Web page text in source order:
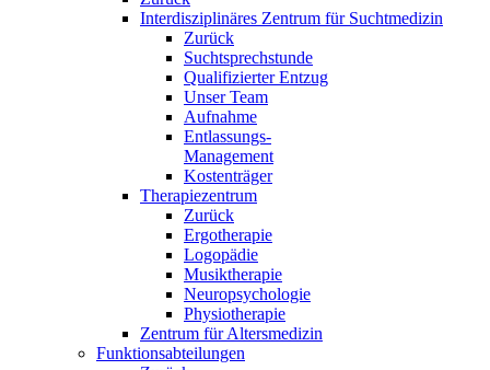
Interdisziplinäres Zentrum für Suchtmedizin
Zurück
Suchtsprechstunde
Qualifizierter Entzug
Unser Team
Aufnahme
Entlassungs-
Management
Kostenträger
Therapiezentrum
Zurück
Ergotherapie
Logopädie
Musiktherapie
Neuropsychologie
Physiotherapie
Zentrum für Altersmedizin
Funktionsabteilungen